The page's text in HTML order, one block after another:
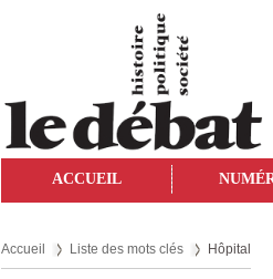
ACCUEIL
Accueil Liste des mots clés Hôpital